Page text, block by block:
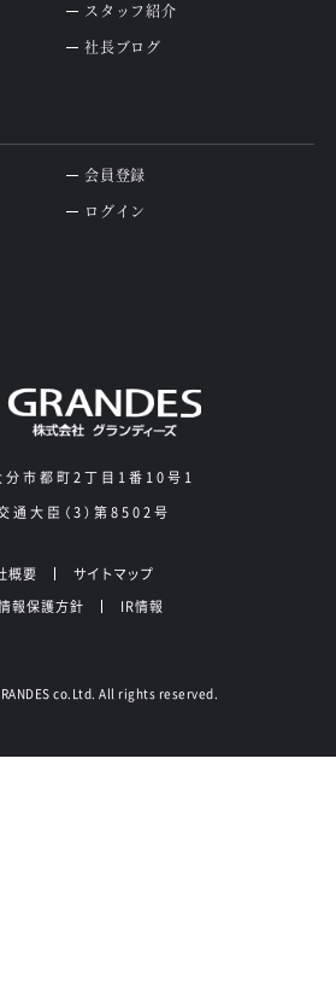
スタッフ紹介
社長ブログ
会員登録
ログイン
分市都町2丁目1番10号1
通大臣（3）第8502号
概要
サイトマップ
報保護方針
IR情報
co.Ltd. All rights reserved.